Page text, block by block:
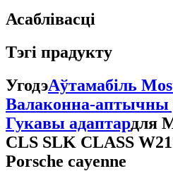
Асаблівасці
Тэгі прадукту
УгодэАўтамабіль
Валаконна-аптычны
Гукавы адаптардля
CLS SLK CLASS
Porsche cayenne